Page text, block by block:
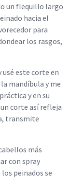
un flequillo largo
hacia el
para
los rasgos,
usé este corte en
mandíbula y me
y en su
corte así refleja
transmite
más
con spray
peinados se